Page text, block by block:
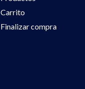
Carrito
Finalizar compra